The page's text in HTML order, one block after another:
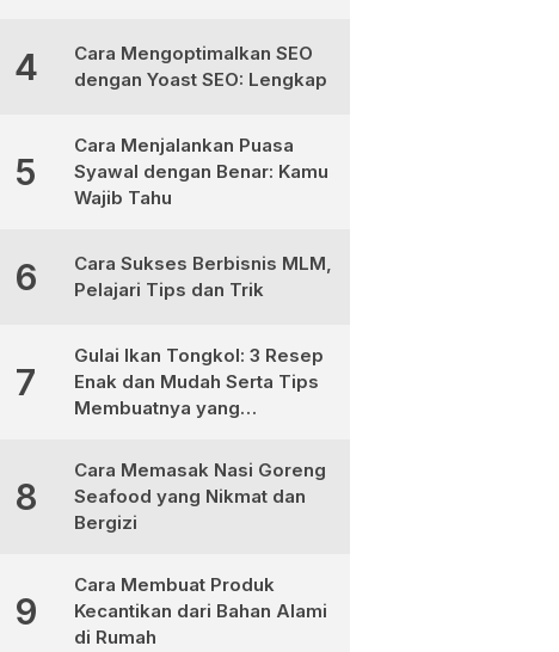
4
Cara Mengoptimalkan SEO
dengan Yoast SEO: Lengkap
5
Cara Menjalankan Puasa
Syawal dengan Benar: Kamu
Wajib Tahu
6
Cara Sukses Berbisnis MLM,
Pelajari Tips dan Trik
7
Gulai Ikan Tongkol: 3 Resep
Enak dan Mudah Serta Tips
Membuatnya yang
8
Cara Memasak Nasi Goreng
Seafood yang Nikmat dan
Bergizi
9
Cara Membuat Produk
Kecantikan dari Bahan Alami
di Rumah